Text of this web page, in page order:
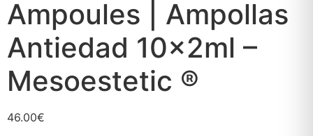
Ampoules | Ampollas
Antiedad 10x2ml –
Mesoestetic ®
46.00€